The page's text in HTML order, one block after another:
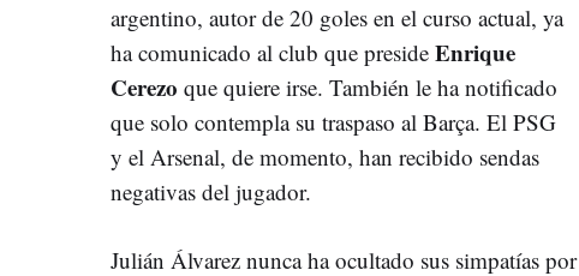
argentino, autor de 20 goles en el curso actual, ya
ha comunicado al club que preside Enrique
Cerezo que quiere irse. También le ha notificado
que solo contempla su traspaso al Barça. El PSG
y el Arsenal, de momento, han recibido sendas
negativas del jugador.
Julián Álvarez nunca ha ocultado sus simpatías por